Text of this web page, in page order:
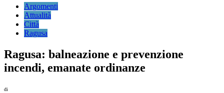
Argomenti
Attualità
Città
Ragusa
Ragusa: balneazione e prevenzione
incendi, emanate ordinanze
di